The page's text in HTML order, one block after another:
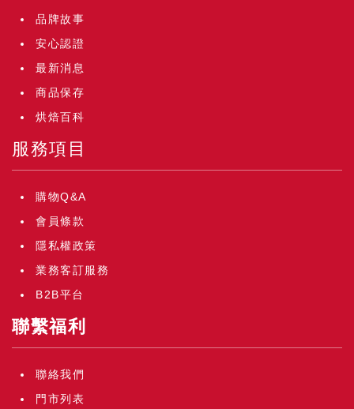
品牌故事
安心認證
最新消息
商品保存
烘焙百科
服務項目
購物Q&A
會員條款
隱私權政策
業務客訂服務
B2B平台
聯繫福利
聯絡我們
門市列表